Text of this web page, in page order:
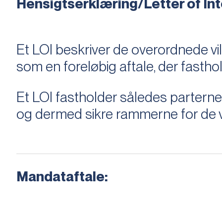
Et LOI beskriver de overordnede
som en foreløbig aftale, der
Et LOI fastholder således
og dermed sikre rammerne for de
Mandataftale: